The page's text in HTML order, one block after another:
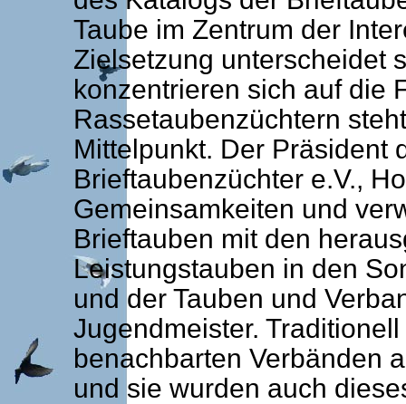
Taube im Zentrum der
Zielsetzung unterscheidet
konzentrieren sich auf die
Rassetaubenzüchtern
Mittelpunkt. Der Präsident
Brieftaubenzüchter e.V.,
Gemeinsamkeiten und
Brieftauben mit den
Leistungstauben in den
und der Tauben und
Jugendmeister.
benachbarten Verbänden
und sie wurden auch